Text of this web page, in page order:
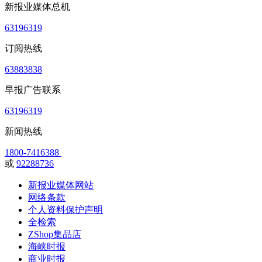
新报业媒体总机
63196319
订阅热线
63883838
早报广告联系
63196319
新闻热线
1800-7416388
或 92288736
新报业媒体网站
网络条款
个人资料保护声明
全检索
ZShop集品店
海峡时报
商业时报